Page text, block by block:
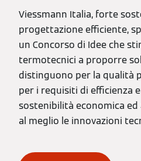
Viessmann Italia, forte
progettazione efficiente,
un Concorso di Idee che
termotecnici a proporre
distinguono per la qualità
per i requisiti di efficienza
sostenibilità economica
al meglio le innovazioni